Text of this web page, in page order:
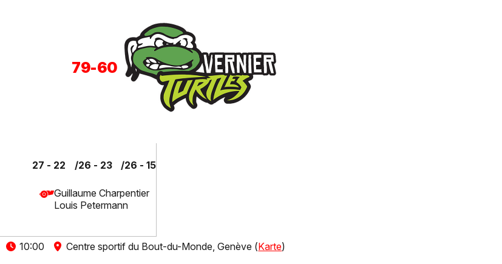
79-60
27 - 22 26 - 23 26 - 15
Guillaume Charpentier
Louis Petermann
10:00 Centre sportif du Bout-du-Monde, Genève (Karte)